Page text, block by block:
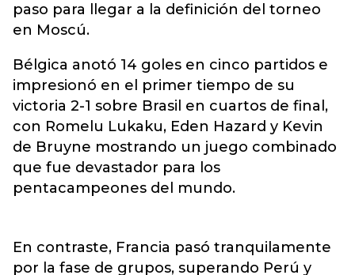
paso para llegar a la definición del torneo
en Moscú.
Bélgica anotó 14 goles en cinco partidos e
impresionó en el primer tiempo de su
victoria 2-1 sobre Brasil en cuartos de final,
con Romelu Lukaku, Eden Hazard y Kevin
de Bruyne mostrando un juego combinado
que fue devastador para los
pentacampeones del mundo.
En contraste, Francia pasó tranquilamente
por la fase de grupos, superando Perú y